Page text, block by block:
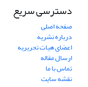
دسترسی سریع
صفحه اصلی
درباره نشریه
اعضای هیات تحریریه
ارسال مقاله
تماس با ما
نقشه سایت